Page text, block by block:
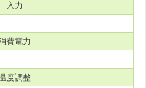
入力
費電力
度調整